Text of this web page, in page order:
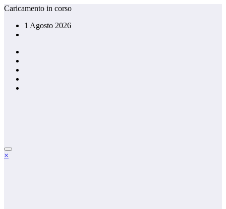
Vai
contenuto
Caricamento in corso
1 Agosto 2026
×